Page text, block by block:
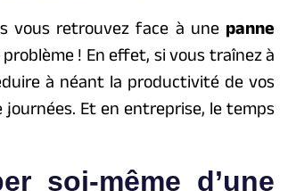
vous retrouvez face à une panne
! En effet, si vous traînez à
à néant la productivité de vos
Et en entreprise, le temps
soi-même d’une